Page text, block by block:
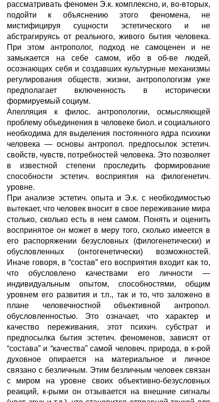
рассматривать феномен Э.к. комплексно, и, во-вторых,
подойти к объяснению этого феномена, не
мистифицируя сущности эстетического и не
абстрагируясь от реального, живого бытия человека.
При этом антрополог, подход не самоценен и не
замыкается на себе самом, ибо в об-ве людей,
осознающих себя и создавших культурные механизмы
регулирования обществ. жизни, антропологизм уже
предполагает включенность в исторически
формируемый социум.
Апелляция к филос. антропологии, осмысляющей
проблему объединения в человеке биол. и социального
необходима для выделения постоянного ядра психики
человека — основы антропол. предпосылок эстетич.
свойств, чувств, потребностей человека. Это позволяет
в известной степени проследить формирование
способности эстетич. восприятия на филогенетич.
уровне.
При анализе эстетич. опыта и Э.к. с необходимостью
вытекает, что человек вносит в свое переживание мира
столько, сколько есть в нем самом. Понять и оценить
воспринятое он может в меру того, сколько имеется в
его распоряжении безусловных (филогенетически) и
обусловленных (онтогенетически) возможностей.
Иначе говоря, в “состав” его восприятия входит как то,
что обусловлено качествами его личности —
индивидуальным опытом, способностями, общим
уровнем его развития и т.п., так и то, что заложено в
плане человечностной объективной антропол.
обусловленностью. Это означает, что характер и
качество переживания, этот психич. субстрат и
предпосылка бытия эстетич. феноменов, зависят от
“состава” и “качества” самой человеч. природа, в к-рой
духовное опирается на материальное и личное
связано с безличным. Этим безличным человек связан
с миром на уровне своих объективно-безусловных
реакций, к-рыми он отзывается на внешние сигналы